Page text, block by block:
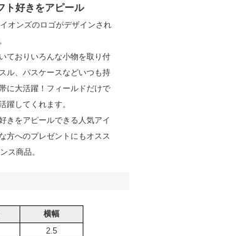
ト好きをアピール
オンズのロゴがデザインされ
ておりいろんな小物を取り付
ル、パスケースなどいつも持
に大活躍！フィールドだけで
躍してくれます。
きをアピールできる人気アイ
方へのプレゼントにもオスス
ス商品。
横幅
2.5